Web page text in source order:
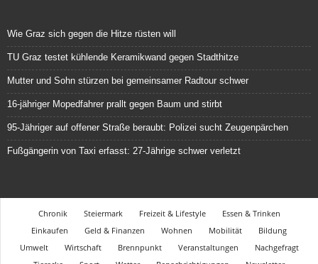
Wie Graz sich gegen die Hitze rüsten will
TU Graz testet kühlende Keramikwand gegen Stadthitze
Mutter und Sohn stürzen bei gemeinsamer Radtour schwer
16-jähriger Mopedfahrer prallt gegen Baum und stirbt
95-Jähriger auf offener Straße beraubt: Polizei sucht Zeugenpärchen
Fußgängerin von Taxi erfasst: 27-Jährige schwer verletzt
Chronik Steiermark Freizeit & Lifestyle
Essen & Trinken
Einkaufen
Geld & Finanzen Wohnen Mobilität
Bildung
Umwelt
Wirtschaft Brennpunkt Veranstaltungen
Nachgefragt